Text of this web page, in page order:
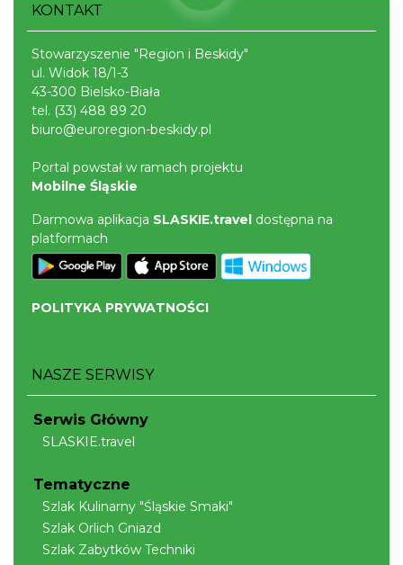
KONTAKT
Stowarzyszenie "Region i Beskidy"
ul. Widok 18/1-3
43-300 Bielsko-Biała
tel. (33) 488 89 20
biuro@euroregion-beskidy.pl
Portal powstał w ramach projektu
Mobilne Śląskie
Darmowa aplikacja SLASKIE.travel dostępna na
platformach
POLITYKA PRYWATNOŚCI
NASZE SERWISY
Serwis Główny
SLASKIE.travel
Tematyczne
Szlak Kulinarny "Śląskie Smaki"
Szlak Orlich Gniazd
Szlak Zabytków Techniki